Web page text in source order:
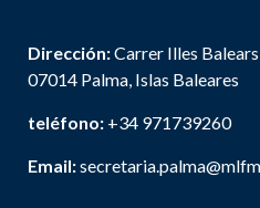
Dirección:Carrer Illes
07014 Palma, Islas Baleares
teléfono: +34 971739260
Email: